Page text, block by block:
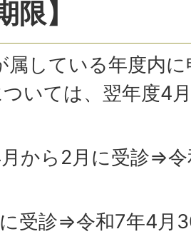
限】
属している年度内
いては、翌年度4
から2月に受診⇒
受診⇒令和7年4月